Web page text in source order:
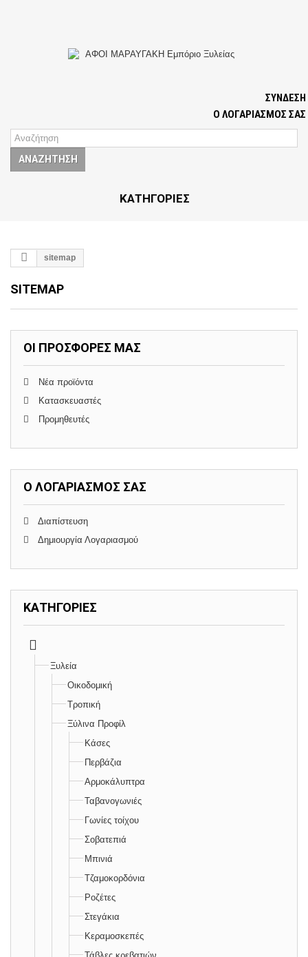
ΣΎΝΔΕΣΗ
Ο ΛΟΓΑΡΙΑΣΜΌΣ ΣΑΣ
ΑΝΑΖΉΤΗΣΗ
ΚΑΤΗΓΟΡΊΕΣ
sitemap
SITEMAP
ΟΙ ΠΡΟΣΦΟΡΈΣ ΜΑΣ
Νέα προϊόντα
Κατασκευαστές
Προμηθευτές
Ο ΛΟΓΑΡΙΑΣΜΌΣ ΣΑΣ
Διαπίστευση
Δημιουργία Λογαριασμού
ΚΑΤΗΓΟΡΊΕΣ
Ξυλεία
Οικοδομική
Τροπική
Ξύλινα Προφίλ
Κάσες
Περβάζια
Αρμοκάλυπτρα
Ταβανογωνιές
Γωνίες τοίχου
Σοβατεπιά
Μπινιά
Τζαμοκορδόνια
Ροζέτες
Στεγάκια
Κεραμοσκεπές